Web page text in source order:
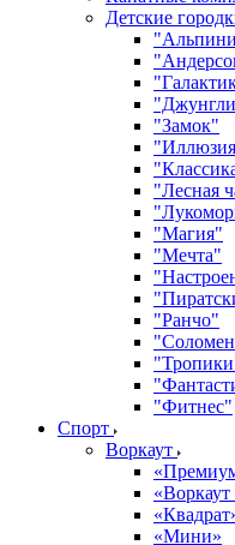
Детские
"Замок"
"Лесная
"Магия"
"Мечта"
"Ранчо"
"Фитнес"
Спорт
Воркаут
«Мини»